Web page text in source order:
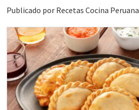
Publicado por Recetas Cocina Peruana